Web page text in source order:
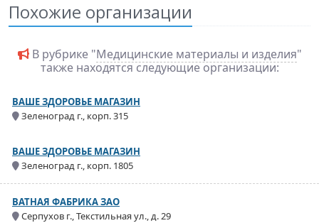
Похожие организации
В рубрике "Медицинские материалы и изделия"
также находятся следующие организации:
ВАШЕ ЗДОРОВЬЕ МАГАЗИН
Зеленоград г., корп. 315
ВАШЕ ЗДОРОВЬЕ МАГАЗИН
Зеленоград г., корп. 1805
ВАТНАЯ ФАБРИКА ЗАО
Серпухов г., Текстильная ул., д. 29